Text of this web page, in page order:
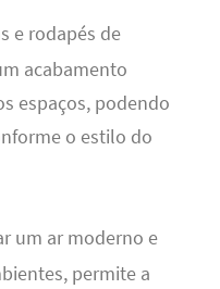
e rodapés de
acabamento
espaços, podendo
o estilo do
um ar moderno e
permite a